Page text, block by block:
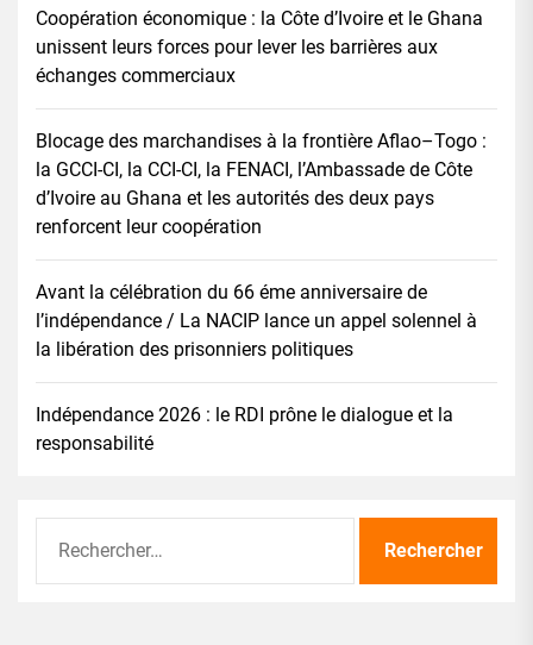
Coopération économique : la Côte d’Ivoire et le Ghana
unissent leurs forces pour lever les barrières aux
échanges commerciaux
Blocage des marchandises à la frontière Aflao–Togo :
la GCCI-CI, la CCI-CI, la FENACI, l’Ambassade de Côte
d’Ivoire au Ghana et les autorités des deux pays
renforcent leur coopération
Avant la célébration du 66 éme anniversaire de
l’indépendance / La NACIP lance un appel solennel à
la libération des prisonniers politiques
Indépendance 2026 : le RDI prône le dialogue et la
responsabilité